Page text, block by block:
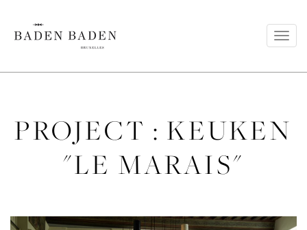
PROJECT : KEUKEN
"LE MARAIS"